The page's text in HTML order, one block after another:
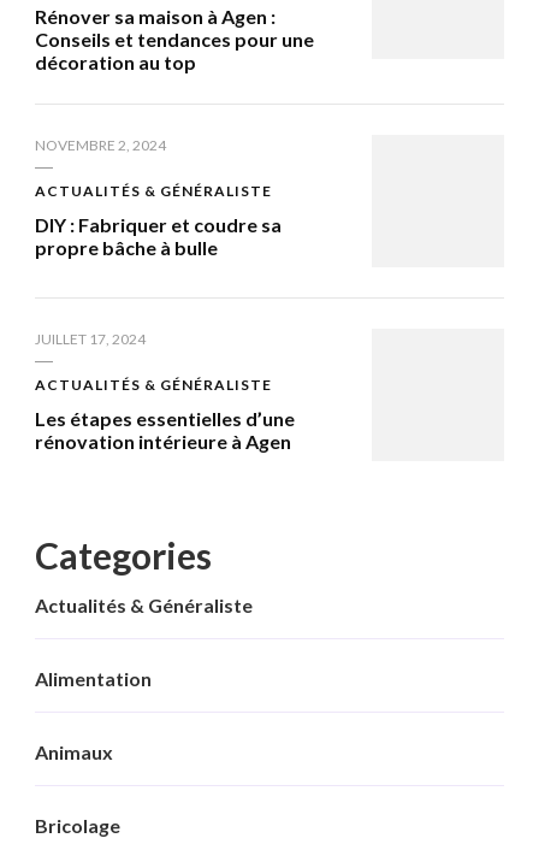
Rénover sa maison à Agen :
Conseils et tendances pour une
décoration au top
NOVEMBRE 2, 2024
ACTUALITÉS & GÉNÉRALISTE
DIY : Fabriquer et coudre sa
propre bâche à bulle
JUILLET 17, 2024
ACTUALITÉS & GÉNÉRALISTE
Les étapes essentielles d’une
rénovation intérieure à Agen
Categories
Actualités & Généraliste
Alimentation
Animaux
Bricolage